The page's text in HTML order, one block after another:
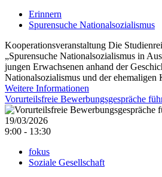
Erinnern
Spurensuche Nationalsozialismus
Kooperationsveranstaltung Die
„Spurensuche Nationalsozialismus in
jungen Erwachsenen anhand der
Nationalsozialismus und der ehemaligen
Weitere Informationen
Vorurteilsfreie Bewerbungsgespräche
19/03/2026
9:00 - 13:30
fokus
Soziale Gesellschaft